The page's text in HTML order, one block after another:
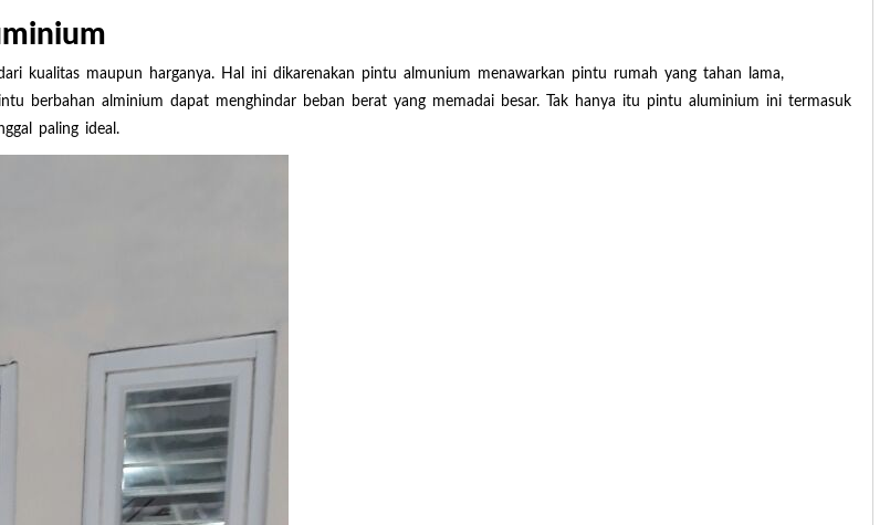
kualitas maupun harganya. Hal ini dikarenakan pintu almunium menawarkan pintu rumah yang tahan lama,
berbahan alminium dapat menghindar beban berat yang memadai besar. Tak hanya itu pintu aluminium ini termasuk
paling ideal.